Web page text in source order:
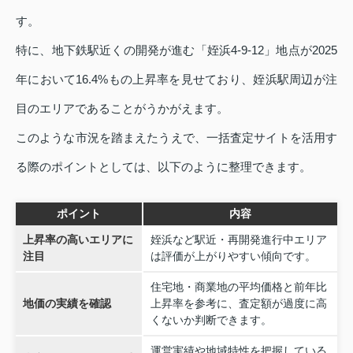
す。
特に、地下鉄駅近くの開発が進む「姪浜4-9-12」地点が2025
年において16.4%もの上昇率を見せており、姪浜駅周辺が注
目のエリアであることがうかがえます。
このような市況を踏まえたうえで、一括査定サイトを活用す
る際のポイントとしては、以下のように整理できます。
ポイント 内容
上昇率の高いエリアに
注目
姪浜など駅近・再開発進行中エリア
は評価が上がりやすい傾向です。
地価の実績を確認
住宅地・商業地の平均価格と前年比
上昇率を参考に、査定額が過度に高
くないか判断できます。